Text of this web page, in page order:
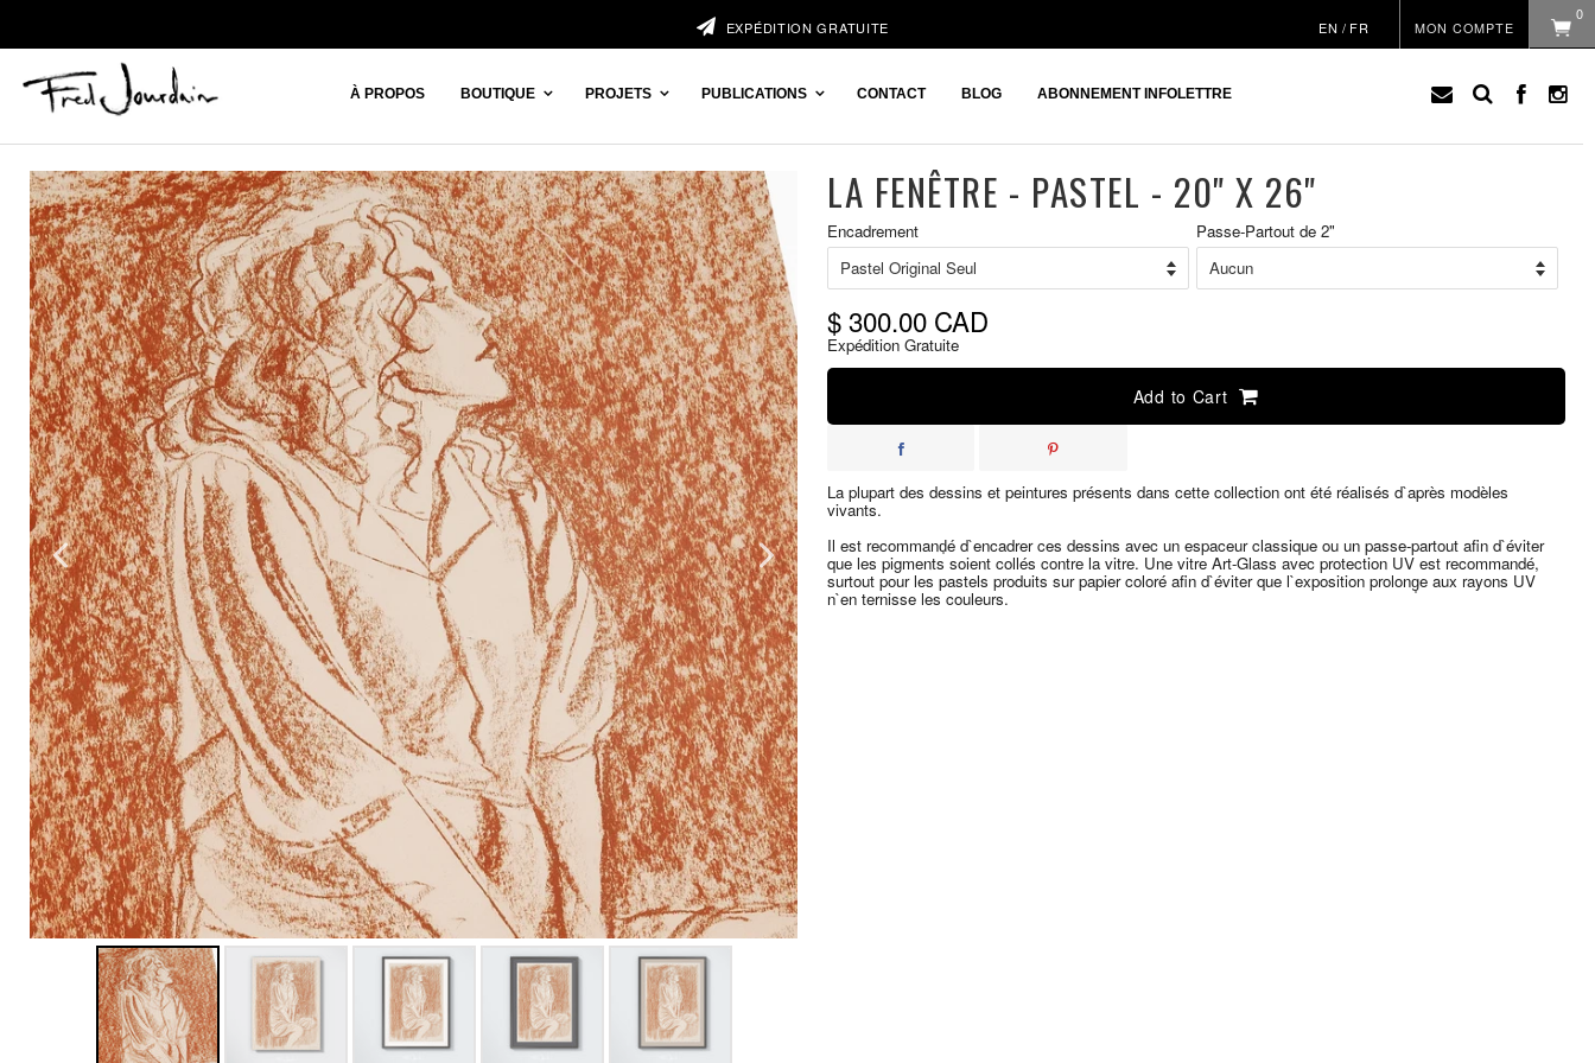
EXPÉDITION GRATUITE MON COMPTE
EN / FR
0
À PROPOS BOUTIQUE PROJETS PUBLICATIONS CONTACT BLOG ABONNEMENT INFOLETTRE
LA FENÊTRE - PASTEL - 20" X 26"
Prix
réduit
Encadrement Passe-Partout de 2"
$ 300.00 CAD
Expédition Gratuite
Add to Cart
La plupart des dessins et peintures présents dans cette collection ont été réalisés d`après modèles
vivants.
Il est recommand̩é d`encadrer ces dessins avec un espaceur classique ou un passe-partout afin d`éviter
que les pigments soient collés contre la vitre. Une vitre Art-Glass avec protection UV est recommandé,
surtout pour les pastels produits sur papier coloré afin d`éviter que l`exposition prolong̩e aux rayons UV
n`en ternisse les couleurs.